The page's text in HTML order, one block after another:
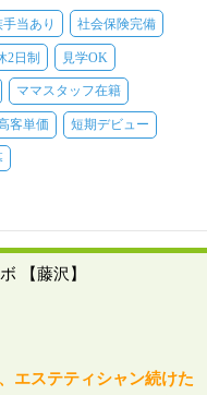
】★エリア1：21万4000円～22
9000円～21万9000円＋歩合
当あり 社会保険完備
2日制 見学OK
ママスタッフ在籍
客単価 短期デビュー
【藤沢】
エステティシャン続けた